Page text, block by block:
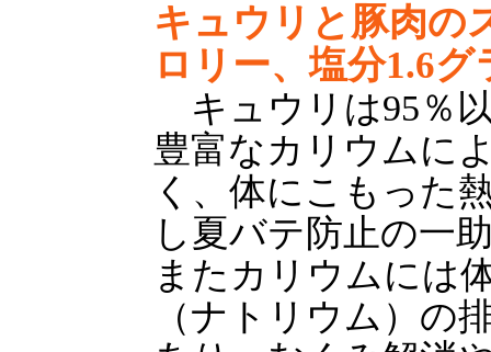
キュウリと豚肉の
ロリー、塩分1.6グ
キュウリは95％
豊富なカリウムに
く、体にこもった
し夏バテ防止の一
またカリウムには
（ナトリウム）の